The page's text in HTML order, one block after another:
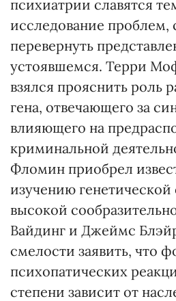
психиатрии славятся
исследование проблем,
перевернуть
устоявшемся. Терри
взялся прояснить роль
гена, отвечающего за
влияющего на
криминальной
Фломин приобрел
изучению
высокой
Вайдинг и Джеймс
смелости заявить, что
психопатических
степени зависит от